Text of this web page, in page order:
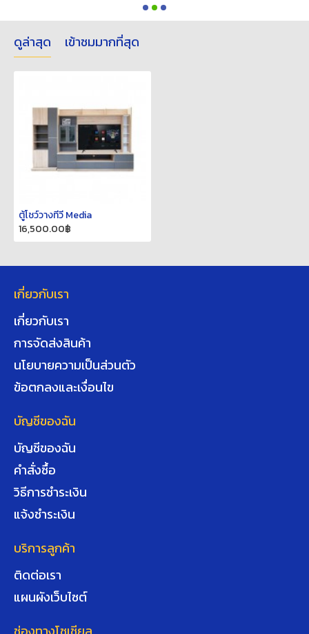
ดูล่าสุด เข้าชมมากที่สุด
ตู้โชว์วางทีวี Media
16,500.00฿
เกี่ยวกับเรา
เกี่ยวกับเรา
การจัดส่งสินค้า
นโยบายความเป็นส่วนตัว
ข้อตกลงและเงื่อนไข
บัญชีของฉัน
บัญชีของฉัน
คำสั่งซื้อ
วิธีการชำระเงิน
แจ้งชำระเงิน
บริการลูกค้า
ติดต่อเรา
แผนผังเว็บไซต์